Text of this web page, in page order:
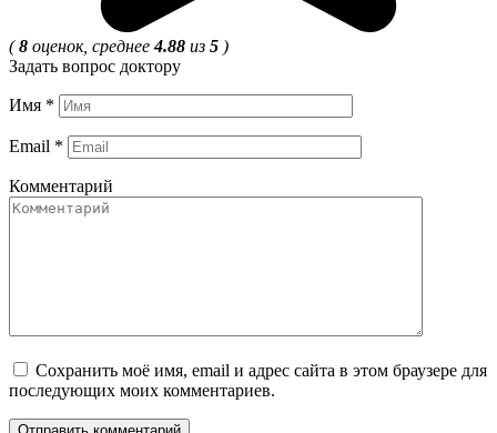
(8 оценок, среднее4.88 из 5 )
Задать вопрос доктору
Имя *
Email *
Комментарий
Сохранить моё имя, email и адрес сайта в этом браузере для
последующих моих комментариев.